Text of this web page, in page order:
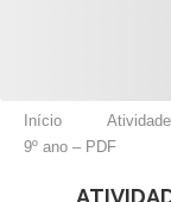
Início
9º ano – PDF